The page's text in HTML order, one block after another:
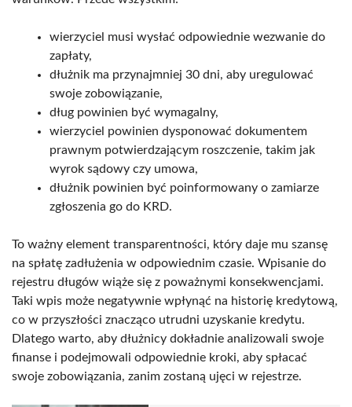
wierzyciel musi wysłać odpowiednie wezwanie do
zapłaty,
dłużnik ma przynajmniej 30 dni, aby uregulować
swoje zobowiązanie,
dług powinien być wymagalny,
wierzyciel powinien dysponować dokumentem
prawnym potwierdzającym roszczenie, takim jak
wyrok sądowy czy umowa,
dłużnik powinien być poinformowany o zamiarze
zgłoszenia go do KRD.
To ważny element transparentności, który daje mu szansę
na spłatę zadłużenia w odpowiednim czasie. Wpisanie do
rejestru długów wiąże się z poważnymi konsekwencjami.
Taki wpis może negatywnie wpłynąć na historię kredytową,
co w przyszłości znacząco utrudni uzyskanie kredytu.
Dlatego warto, aby dłużnicy dokładnie analizowali swoje
finanse i podejmowali odpowiednie kroki, aby spłacać
swoje zobowiązania, zanim zostaną ujęci w rejestrze.